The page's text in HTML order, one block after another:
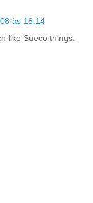
às 16:14
like Sueco things.